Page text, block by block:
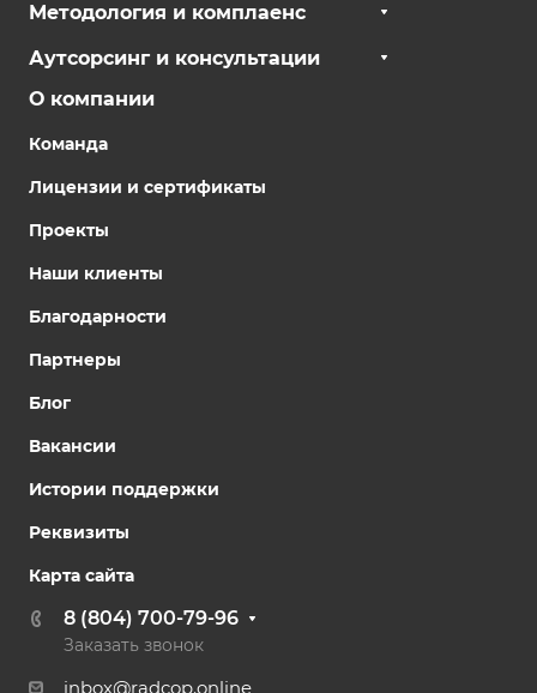
Методология и комплаенс
Аутсорсинг и консультации
О компании
Команда
Лицензии и сертификаты
Проекты
Наши клиенты
Благодарности
Партнеры
Блог
Вакансии
Истории поддержки
Реквизиты
Карта сайта
8 (804) 700-79-96
Заказать звонок
inbox@radcop.online